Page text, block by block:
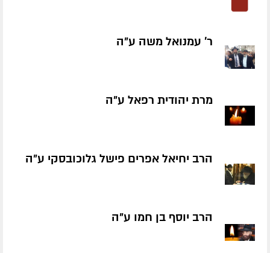
ר' עמנואל משה ע״ה
מרת יהודית רפאל ע״ה
הרב יחיאל אפרים פישל גלוכובסקי ע״ה
הרב יוסף בן חמו ע״ה